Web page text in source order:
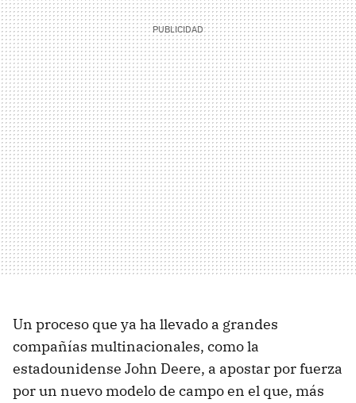
Un proceso que ya ha llevado a grandes
compañías multinacionales, como la
estadounidense John Deere, a apostar por fuerza
por un nuevo modelo de campo en el que, más